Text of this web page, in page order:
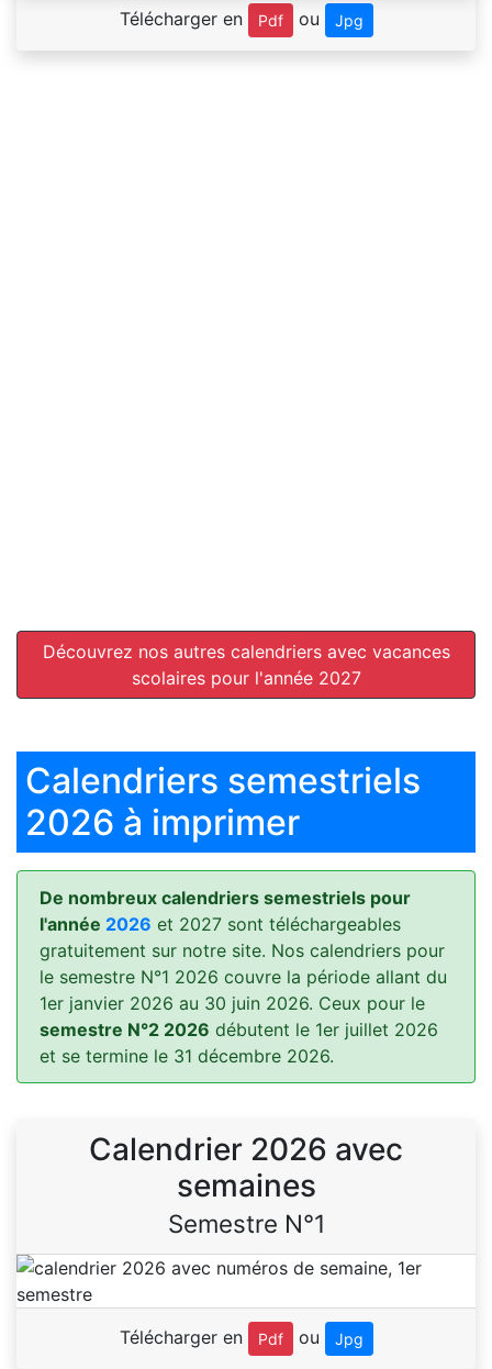
Télécharger en Pdf ou Jpg
Découvrez nos autres calendriers avec vacances
scolaires pour l'année 2027
Calendriers semestriels
2026 à imprimer
De nombreux calendriers semestriels pour
l'année 2026 et 2027 sont téléchargeables
gratuitement sur notre site. Nos calendriers pour
le semestre N°1 2026 couvre la période allant du
1er janvier 2026 au 30 juin 2026. Ceux pour le
semestre N°2 2026 débutent le 1er juillet 2026
et se termine le 31 décembre 2026.
Calendrier 2026 avec
semaines
Semestre N°1
Télécharger en Pdf ou Jpg